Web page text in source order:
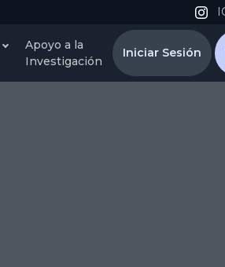
Apoyo a la
Investigación
Iniciar Sesión